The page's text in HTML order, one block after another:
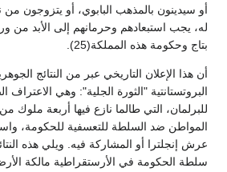
أو سيدينون بالمذهب البابوي، أو يتزوجون من
له، يجب استبعادهم وحرمانهم إلى الأبد من
بتاج وحكومة هذه المملكة(25).
أن هذا الإعلان التاريخي عبر من النتائج
البروتستانتية "الثورة الجلية": وهي الاعتراف
للبرلمان، التي طالما نازع فيها أربعة ملوك
المواطن ضد السلطة للتعسفية للحكومة،
عرش إنجلترا أو المشاركة فيه. ويلي هذه
سلطة الحكومة في الأرستقراطية مالكة الأرض،